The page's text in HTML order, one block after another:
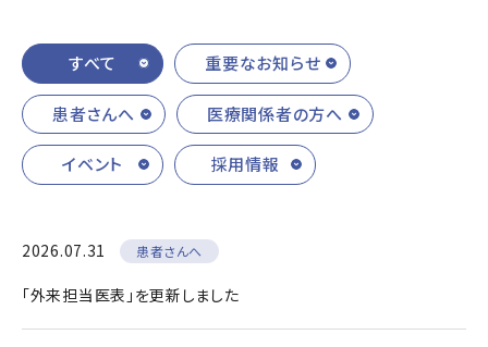
すべて 重要なお知らせ
患者さんへ 医療関係者の方へ
イベント 採用情報
2026.07.31 患者さんへ
「外来担当医表」を更新しました